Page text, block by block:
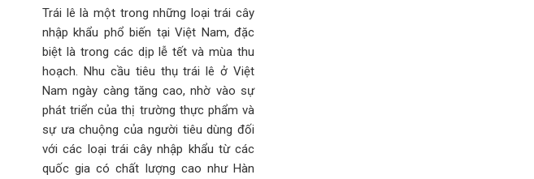
Trái lê là một trong những loại trái cây
nhập khẩu phổ biến tại Việt Nam, đặc
biệt là trong các dịp lễ tết và mùa thu
hoạch. Nhu cầu tiêu thụ trái lê ở Việt
Nam ngày càng tăng cao, nhờ vào sự
phát triển của thị trường thực phẩm và
sự ưa chuộng của người tiêu dùng đối
với các loại trái cây nhập khẩu từ các
quốc gia có chất lượng cao như Hàn